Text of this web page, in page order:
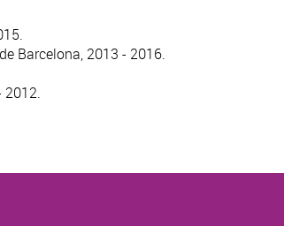
Barcelona, 2013 - 2016.
2012.